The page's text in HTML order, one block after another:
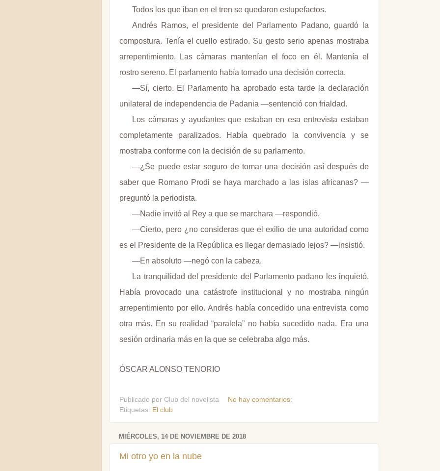
Todos los que iban en el tren se quedaron estupefactos.
Andrés Ramos, el presidente del Parlamento Padano, guardó la
compostura. Tenía el cuello estirado. Su gesto serio apenas mostraba
arrepentimiento. Las cámaras mantenían el foco en él. Mantenía el
rostro sereno. El parlamento había tomado una decisión correcta.
—Sí, cierto. El Parlamento ha aprobado esta tarde la declaración
unilateral de independencia de Padania —sentenció con frialdad.
Los cámaras y ayudantes que estaban en esa entrevista estaban
completamente paralizados. Había quebrado la convivencia y se
mostraba conforme con la decisión de su parlamento.
—¿Se puede estar seguro de tomar una decisión así después de
saber que Romano Prodi se haya marchado a las islas africanas? —
preguntó la periodista.
—Nadie invitó al Rey a que se marchara —respondió.
—Cierto, pero ¿no consideras que el exilio de una autoridad como
es el Presidente de la República es llegar demasiado lejos? —insistió.
—En absoluto —negó con la cabeza.
La tranquilidad del presidente del Parlamento padano les inquietó.
Había provocado una catástrofe institucional y no mostraba ningún
arrepentimiento por ello. Andrés había concedido una entrevista como
otra más. En su realidad “paralela” no había sucedido nada. Era una
sesión ordinaria más en la que se celebraba algo más.
ÓSCAR ALONSO TENORIO
Publicado por Club del novelista
No hay comentarios:
Etiquetas: El club
MIÉRCOLES, 14 DE NOVIEMBRE DE 2018
Mi otro yo en la nube